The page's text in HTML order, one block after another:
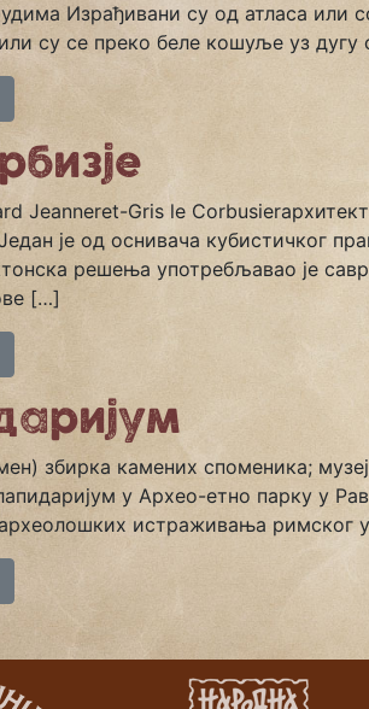
Израђивани су од атласа или
су се преко беле кошуље уз
Jeanneret-Gris le
је од оснивача кубистичког
решења употребљавао је
[…]
збирка камених споменика;
у Архео-етно парку у
истраживања римског